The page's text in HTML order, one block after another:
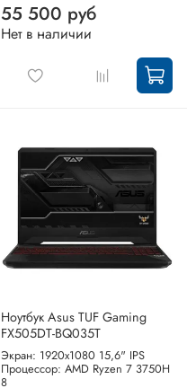
55 500 руб
Нет в наличии
Ноутбук Asus TUF Gaming
FX505DT-BQ035T
Экран: 1920x1080 15,6" IPS
Процессор: AMD Ryzen 7 3750H
8